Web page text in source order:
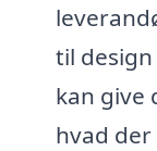
til
kan give
hvad